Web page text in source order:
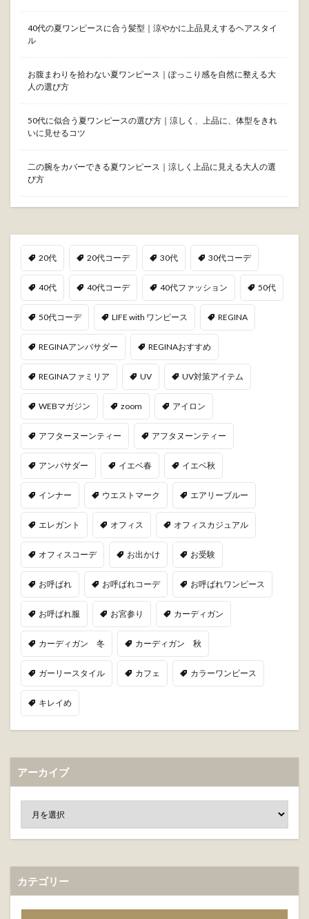
40代の夏ワンピースに合う髪型｜涼やかに上品見えするヘアスタイ
ル
お腹まわりを拾わない夏ワンピース｜ぽっこり感を自然に整える大
人の選び方
50代に似合う夏ワンピースの選び方｜涼しく、上品に、体型をきれ
いに見せるコツ
二の腕をカバーできる夏ワンピース｜涼しく上品に見える大人の選
び方
20代 20代コーデ 30代 30代コーデ
40代 40代コーデ 40代ファッション 50代
50代コーデ LIFE with ワンピース REGINA
REGINAアンバサダー REGINAおすすめ
REGINAファミリア UV UV対策アイテム
WEBマガジン zoom アイロン
アフターヌーンティー アフタヌーンティー
アンバサダー イエベ春 イエベ秋
インナー ウエストマーク エアリーブルー
エレガント オフィス オフィスカジュアル
オフィスコーデ お出かけ お受験
お呼ばれ お呼ばれコーデ お呼ばれワンピース
お呼ばれ服 お宮参り カーディガン
カーディガン 冬 カーディガン 秋
ガーリースタイル カフェ カラーワンピース
キレイめ
アーカイブ
カテゴリー